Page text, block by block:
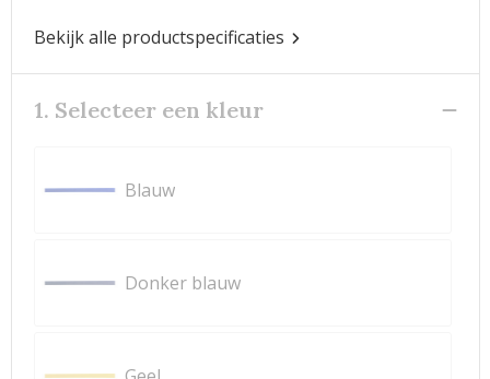
Bekijk alle productspecificaties
1. Selecteer een kleur
Blauw
Donker blauw